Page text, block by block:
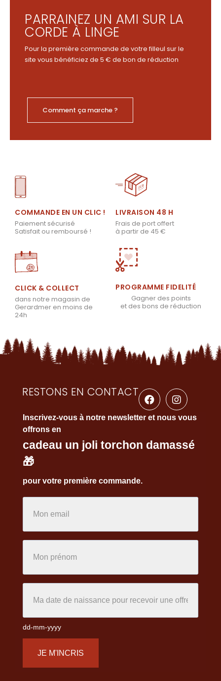
PARRAINEZ UN AMI SUR LA
CORDE À LINGE
Pour la première commande de votre filleul sur le
site vous bénéficiez de 5 € de bon de réduction
Comment ça marche ?
COMMANDE EN UN CLIC !
Paiement sécurisé
Satisfait ou remboursé !
LIVRAISON 48 H
Frais de port offert
à partir de 45 €
CLICK & COLLECT
dans notre magasin de
Gerardmer en moins de
24h
PROGRAMME FIDELITÉ
Gagner des points
et des bons de réduction
RESTONS EN CONTACT
Inscrivez-vous à notre newsletter et nous vous
offrons en
cadeau un joli torchon damassé
🎁
pour votre première commande.
dd-mm-yyyy
JE M'INCRIS